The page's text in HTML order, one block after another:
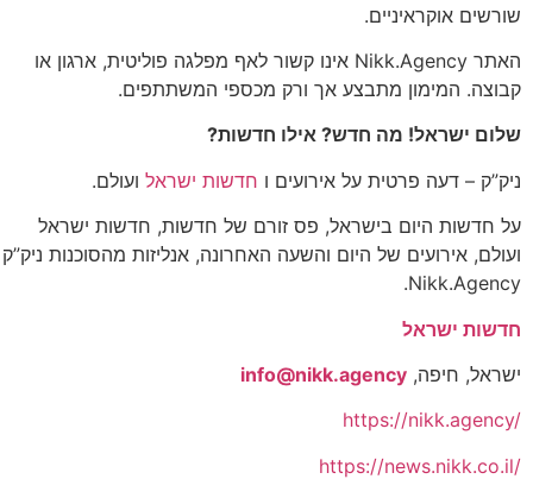
שורשים אוקראיניים.
האתר Nikk.Agency אינו קשור לאף מפלגה פוליטית, ארגון או
קבוצה. המימון מתבצע אך ורק מכספי המשתתפים.
שלום ישראל! מה חדש? אילו חדשות?
ניק”ק – דעה פרטית על אירועים ו חדשות ישראל ועולם.
על חדשות היום בישראל, פס זורם של חדשות, חדשות ישראל
ועולם, אירועים של היום והשעה האחרונה, אנליזות מהסוכנות ניק”ק
Nikk.Agency.
חדשות ישראל
ישראל, חיפה, info@nikk.agency
https://nikk.agency/
https://news.nikk.co.il/